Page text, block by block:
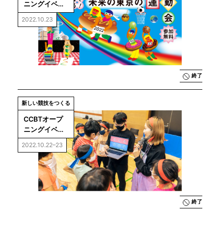
ニングイベン
ト「未来の東
京の運動会」
運動会本番
2022.10.23
終了
新しい競技をつくる
CCBTオープ
ニングイベン
ト「未来の東
京の運動会」
運動会ハッカ
2022.10.22–23
終了